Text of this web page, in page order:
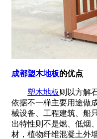
成都塑木地板的优点
塑木地板 则以方解
依据不一样主要用途做
械设备、工程建筑、船
出特性则不是燃、低烟
材，植物纤维混凝土外